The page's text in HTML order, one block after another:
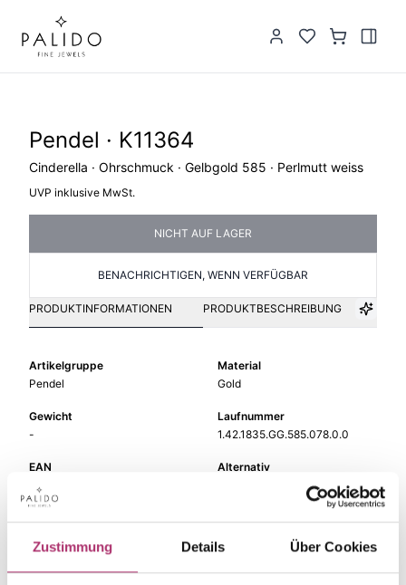
Zustimmung Details Über Cookies
Pendel · K11364
Cinderella · Ohrschmuck · Gelbgold 585 · Perlmutt weiss
UVP inklusive MwSt.
NICHT AUF LAGER
BENACHRICHTIGEN, WENN VERFÜGBAR
PRODUKTINFORMATIONEN PRODUKTBESCHREIBUNG
Artikelgruppe
Pendel
Material
Gold
Gewicht
-
Laufnummer
1.42.1835.GG.585.078.0.0
EAN
9010595703256
Alternativ
Steinfarbe